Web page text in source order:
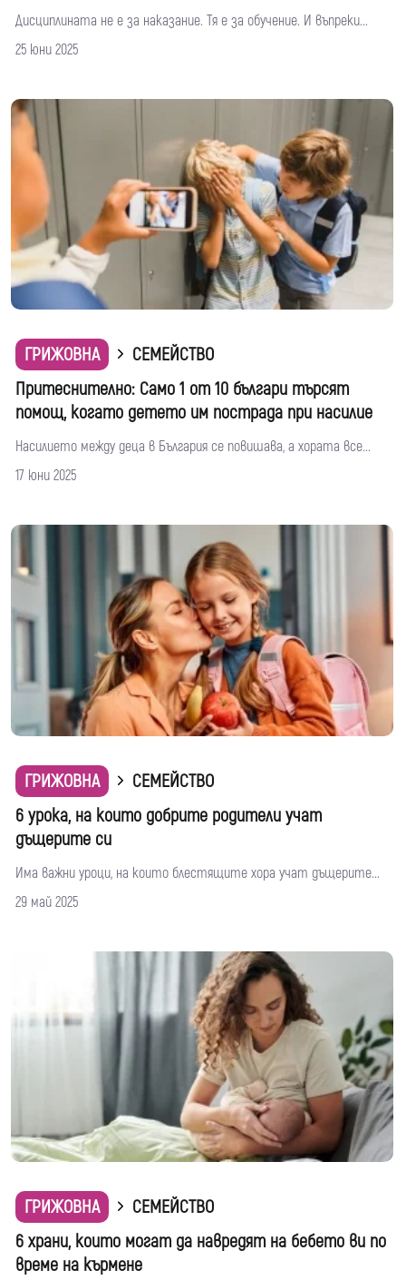
Дисциплината не е за наказание. Тя е за обучение. И въпреки...
25 юни 2025
ГРИЖОВНА
СЕМЕЙСТВО
Притеснително: Само 1 от 10 българи търсят
помощ, когато детето им пострада при насилие
Насилието между деца в България се повишава, а хората все...
17 юни 2025
ГРИЖОВНА
СЕМЕЙСТВО
6 урока, на които добрите родители учат
дъщерите си
Има важни уроци, на които блестящите хора учат дъщерите...
29 май 2025
ГРИЖОВНА
СЕМЕЙСТВО
6 храни, които могат да навредят на бебето ви по
време на кърмене